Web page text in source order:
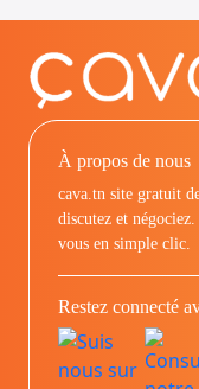
À propos de nous
cava.tn site gratuit
discutez et
vous en simple clic.
Restez connecté